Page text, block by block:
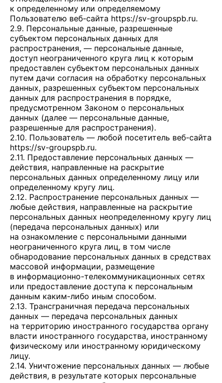
к определенному или определяемому
Пользователю веб-сайта https://sv-groupspb.ru.
2.9. Персональные данные, разрешенные
субъектом персональных данных для
распространения, — персональные данные,
доступ неограниченного круга лиц к которым
предоставлен субъектом персональных данных
путем дачи согласия на обработку персональных
данных, разрешенных субъектом персональных
данных для распространения в порядке,
предусмотренном Законом о персональных
данных (далее — персональные данные,
разрешенные для распространения).
2.10. Пользователь — любой посетитель веб-сайта
https://sv-groupspb.ru.
2.11. Предоставление персональных данных —
действия, направленные на раскрытие
персональных данных определенному лицу или
определенному кругу лиц.
2.12. Распространение персональных данных —
любые действия, направленные на раскрытие
персональных данных неопределенному кругу лиц
(передача персональных данных) или
на ознакомление с персональными данными
неограниченного круга лиц, в том числе
обнародование персональных данных в средствах
массовой информации, размещение
в информационно-телекоммуникационных сетях
или предоставление доступа к персональным
данным каким-либо иным способом.
2.13. Трансграничная передача персональных
данных — передача персональных данных
на территорию иностранного государства органу
власти иностранного государства, иностранному
физическому или иностранному юридическому
лицу.
2.14. Уничтожение персональных данных — любые
действия, в результате которых персональные